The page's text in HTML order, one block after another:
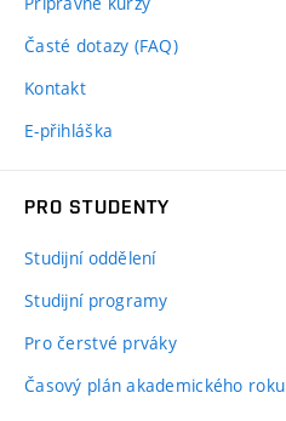
Časté dotazy (FAQ)
Kontakt
E-přihláška
PRO STUDENTY
Studijní oddělení
Studijní programy
Pro čerstvé prváky
Časový plán akademického roku